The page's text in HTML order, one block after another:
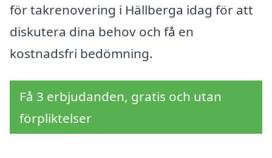
för takrenovering i Hällberga idag för att
diskutera dina behov och få en
kostnadsfri bedömning.
Få 3 erbjudanden, gratis och utan
förpliktelser